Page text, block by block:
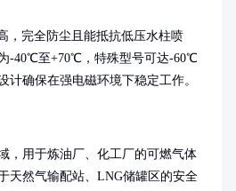
，完全防尘且能抵抗低压水柱喷
-40℃至+70℃，特殊型号可达-60℃
计确保在强电磁环境下稳定工作。
，用于炼油厂、化工厂的可燃气体
天然气输配站、LNG储罐区的安全